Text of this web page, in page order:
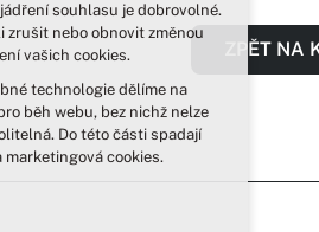
ZPĚT NA
cookies na našem webu
všechny cookies
vše
souhlasu je dobrovolné.
zrušit nebo obnovit změnou
vašich cookies.
technologie dělíme na
běh webu, bez nichž nelze
Do této části spadají
marketingová cookies.